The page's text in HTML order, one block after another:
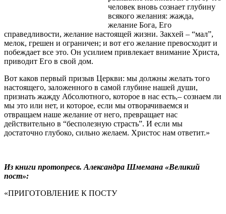
человек вновь сознает глубину
всякого желания: жажда,
желание Бога, Его
справедливости, желание настоящей жизни. Закхей – “мал”,
мелок, грешен и ограничен; и вот его желание превосходит и
побеждает все это. Он усилием привлекает внимание Христа,
приводит Его в свой дом.
Вот каков первый призыв Церкви: мы должны желать того
настоящего, заложенного в самой глубине нашей души,
признать жажду Абсолютного, которое в нас есть,– сознаем ли
мы это или нет, и которое, если мы отворачиваемся и
отвращаем наше желание от него, превращает нас
действительно в “бесполезную страсть”. И если мы
достаточно глубоко, сильно желаем. Христос нам ответит.»
Из книги протопресв. Александра Шмемана «Великий
пост»:
«ПРИГОТОВЛЕНИЕ К ПОСТУ